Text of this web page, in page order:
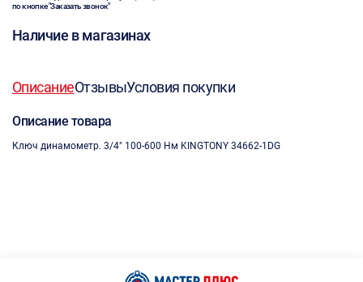
по кнопке "Заказать звонок"
Наличие в магазинах
ОписаниеОтзывыУсловия покупки
Описание товара
Ключ динамометр. 3/4" 100-600 Нм KINGTONY 34662-1DG